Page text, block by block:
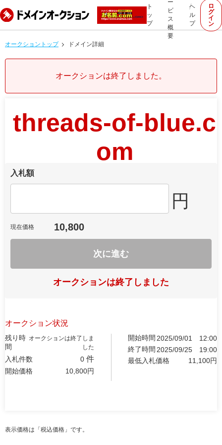
ト
ッ
プ
ー
ビ
ス
概
要
ヘ
ル
プ
ロ
グ
イ
ン
オークショントップ ドメイン詳細
オークションは終了しました。
threads-of-blue.c
om
入札額
円
現在価格 10,800
次に進む
オークションは終了しました
オークション状況
残り時
間
オークションは終了しま
した
入札件数 0 件
開始価格 10,800円
開始時間 2025/09/01
12:00
終了時間 2025/09/25
19:00
最低入札価格
11,100円
表示価格は「税込価格」です。